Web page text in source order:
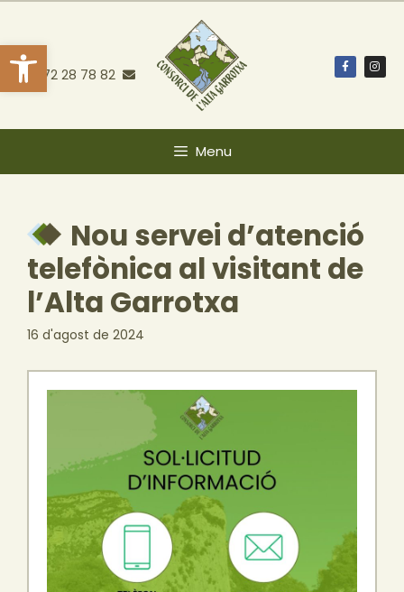
Obre la barra d'eines
972 28 78 82
Menu
Nou servei d’atenció
telefònica al visitant de
l’Alta Garrotxa
16 d'agost de 2024